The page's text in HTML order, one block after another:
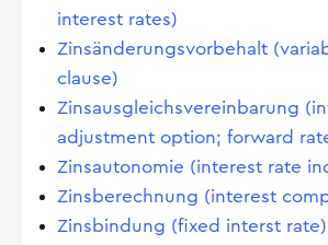
interest rates)
Zinsänderungsvorbehalt
clause)
Zinsausgleichsvereinbarung
adjustment option; forward
Zinsautonomie (interest rate
Zinsberechnung (interest
Zinsbindung (fixed interst rate)